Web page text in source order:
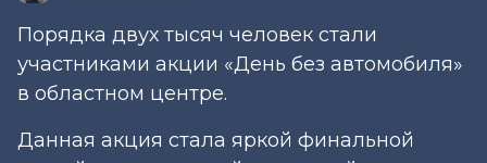
Порядка двух тысяч человек стали
участниками акции «День без автомобиля»
в областном центре.
Данная акция стала яркой финальной